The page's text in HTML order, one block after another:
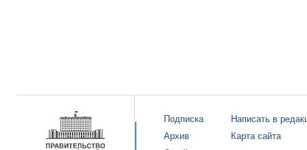
Подписка
Архив
Написать в
Карта сайта